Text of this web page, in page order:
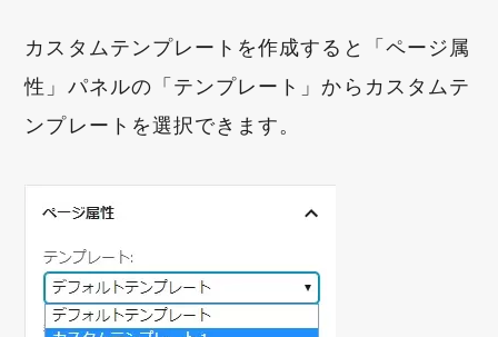
カスタムテンプレートを作成すると「ページ属
性」パネルの「テンプレート」からカスタムテ
ンプレートを選択できます。